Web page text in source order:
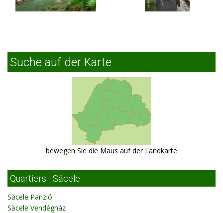
Suche auf der Karte
bewegen Sie die Maus auf der Landkarte
Quartiers - Săcele
Săcele Panzió
Săcele Vendégház